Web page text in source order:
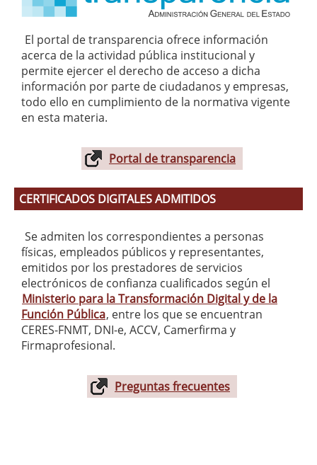
El portal de transparencia ofrece información
acerca de la actividad pública institucional y
permite ejercer el derecho de acceso a dicha
información por parte de ciudadanos y empresas,
todo ello en cumplimiento de la normativa vigente
en esta materia.
Portal de transparencia
CERTIFICADOS DIGITALES ADMITIDOS
Se admiten los correspondientes a personas
físicas, empleados públicos y representantes,
emitidos por los prestadores de servicios
electrónicos de confianza cualificados según el
Ministerio para la Transformación Digital y de la
Función Pública, entre los que se encuentran
CERES-FNMT, DNI-e, ACCV, Camerfirma y
Firmaprofesional.
Preguntas frecuentes